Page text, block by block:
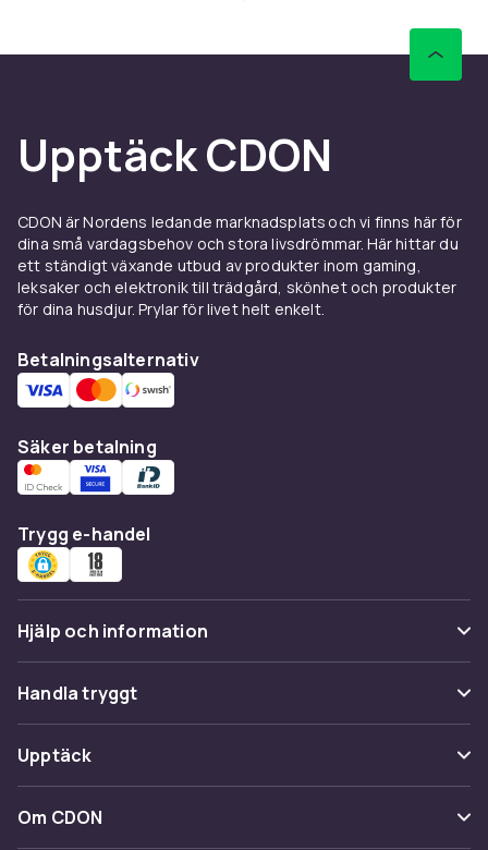
Upptäck CDON
CDON är Nordens ledande marknadsplats och vi finns här för
dina små vardagsbehov och stora livsdrömmar. Här hittar du
ett ständigt växande utbud av produkter inom gaming,
leksaker och elektronik till trädgård, skönhet och produkter
för dina husdjur. Prylar för livet helt enkelt.
Betalningsalternativ
Säker betalning
Trygg e-handel
Hjälp och information
Vanliga frågor
Spåra paket
Ångra & Returnera här
Kundservice
Handla tryggt
Betalning
Leverans
Upptäck
Kategorier
Om CDON